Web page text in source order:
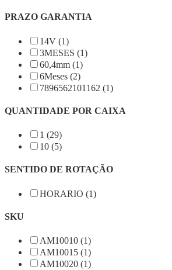
PRAZO GARANTIA
14V (1)
3MESES (1)
60,4mm (1)
6Meses (2)
7896562101162 (1)
QUANTIDADE POR CAIXA
1 (29)
10 (5)
SENTIDO DE ROTAÇÃO
HORARIO (1)
SKU
AM10010 (1)
AM10015 (1)
AM10020 (1)